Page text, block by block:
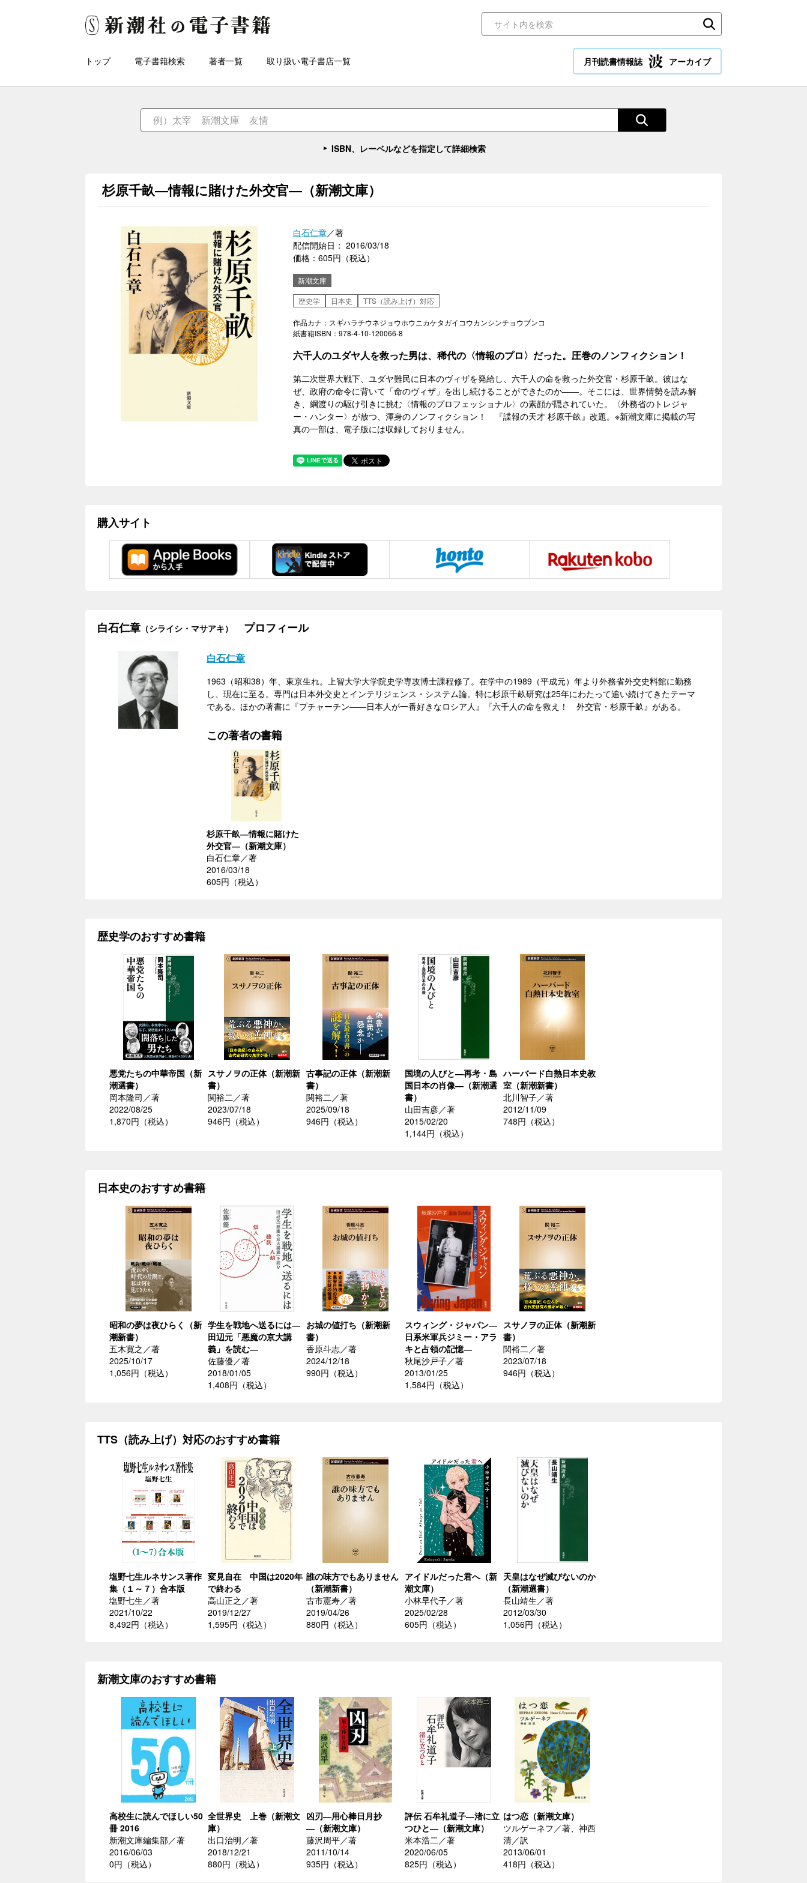
トップ 電子書籍検索 著者一覧 取り扱い電子書店一覧 月刊読書情報誌 アーカイブ
ISBN、レーベルなどを指定して詳細検索
杉原千畝―情報に賭けた外交官―（新潮文庫）
白石仁章／著
配信開始日： 2016/03/18
価格：605円（税込）
新潮文庫
歴史学
日本史 TTS（読み上げ）対応
作品カナ：スギハラチウネジョウホウニカケタガイコウカンシンチョウブンコ
紙書籍ISBN：978-4-10-120066-8
六千人のユダヤ人を救った男は、稀代の〈情報のプロ〉だった。圧巻のノンフィクション！
第二次世界大戦下、ユダヤ難民に日本のヴィザを発給し、六千人の命を救った外交官・杉原千畝。彼はな
ぜ、政府の命令に背いて「命のヴィザ」を出し続けることができたのか――。そこには、世界情勢を読み解
き、綱渡りの駆け引きに挑む〈情報のプロフェッショナル〉の素顔が隠されていた。〈外務省のトレジャ
ー・ハンター〉が放つ、渾身のノンフィクション！ 『諜報の天才 杉原千畝』改題。※新潮文庫に掲載の写
真の一部は、電子版には収録しておりません。
購入サイト
白石仁章 （シライシ・マサアキ） プロフィール
白石仁章
1963（昭和38）年、東京生れ。上智大学大学院史学専攻博士課程修了。在学中の1989（平成元）年より外務省外交史料館に勤務
し、現在に至る。専門は日本外交史とインテリジェンス・システム論。特に杉原千畝研究は25年にわたって追い続けてきたテーマ
である。ほかの著書に『プチャーチン――日本人が一番好きなロシア人』『六千人の命を救え！ 外交官・杉原千畝』がある。
この著者の書籍
杉原千畝―情報に賭けた
外交官―（新潮文庫）
白石仁章／著
2016/03/18
605円（税込）
歴史学のおすすめ書籍
悪党たちの中華帝国（新
潮選書）
岡本隆司／著
2022/08/25
1,870円（税込）
スサノヲの正体（新潮新
書）
関裕二／著
2023/07/18
946円（税込）
古事記の正体（新潮新
書）
関裕二／著
2025/09/18
946円（税込）
国境の人びと―再考・島
国日本の肖像―（新潮選
書）
山田吉彦／著
2015/02/20
1,144円（税込）
ハーバード白熱日本史教
室（新潮新書）
北川智子／著
2012/11/09
748円（税込）
日本史のおすすめ書籍
昭和の夢は夜ひらく（新
潮新書）
五木寛之／著
2025/10/17
1,056円（税込）
学生を戦地へ送るには―
田辺元「悪魔の京大講
義」を読む―
佐藤優／著
2018/01/05
1,408円（税込）
お城の値打ち（新潮新
書）
香原斗志／著
2024/12/18
990円（税込）
スウィング・ジャパン―
日系米軍兵ジミー・アラ
キと占領の記憶―
秋尾沙戸子／著
2013/01/25
1,584円（税込）
スサノヲの正体（新潮新
書）
関裕二／著
2023/07/18
946円（税込）
TTS（読み上げ）対応のおすすめ書籍
塩野七生ルネサンス著作
集（１～７）合本版
塩野七生／著
2021/10/22
8,492円（税込）
変見自在 中国は2020年
で終わる
高山正之／著
2019/12/27
1,595円（税込）
誰の味方でもありません
（新潮新書）
古市憲寿／著
2019/04/26
880円（税込）
アイドルだった君へ（新
潮文庫）
小林早代子／著
2025/02/28
605円（税込）
天皇はなぜ滅びないのか
（新潮選書）
長山靖生／著
2012/03/30
1,056円（税込）
新潮文庫のおすすめ書籍
高校生に読んでほしい50
冊 2016
新潮文庫編集部／著
2016/06/03
0円（税込）
全世界史 上巻（新潮文
庫）
出口治明／著
2018/12/21
880円（税込）
凶刃―用心棒日月抄
―（新潮文庫）
藤沢周平／著
2011/10/14
935円（税込）
評伝 石牟礼道子―渚に立
つひと―（新潮文庫）
米本浩二／著
2020/06/05
825円（税込）
はつ恋（新潮文庫）
ツルゲーネフ／著、神西
清／訳
2013/06/01
418円（税込）